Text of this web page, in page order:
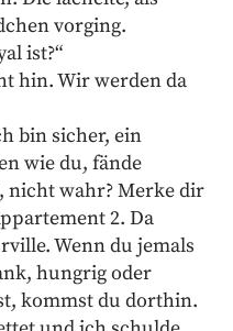
vorging.
ist?“
hin. Wir werden da
bin sicher, ein
wie du, fände
nicht wahr? Merke dir
2. Da
Wenn du jemals
hungrig oder
kommst du dorthin.